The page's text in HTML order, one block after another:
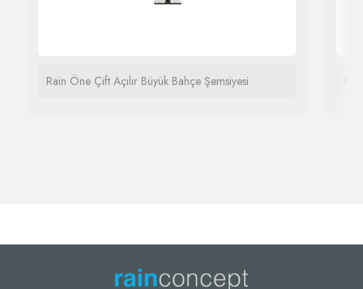
Rain Öne Çift Açılır Büyük Bahçe Şemsiyesi